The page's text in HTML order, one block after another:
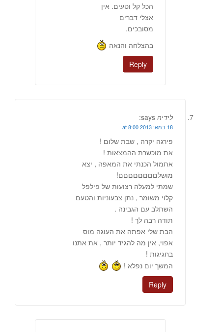
הכל קל וטעים. אין
אצלי דברים
מסובכים.
בהצלחה והנאה
Reply
לידיה says:
18 במאי 2013 at 8:00
פירגה יקרה , שבת שלום !
את מוכשרת ההמצאות !
אתמול הכנתי את המאפה , יצא
מושלםםםםםםםם!
שמתי למעלה רצועות של פילפל
קלוי משומר , נתן צבעוניות והטעם
השתלב עם הגבינה .
תודה רבה לך !
הבת שלי אפתה את העוגה מוס
אפוי, אין מה להגיד יותר , את אתנו
בחגיגות !
המשך יום נפלא !
Reply